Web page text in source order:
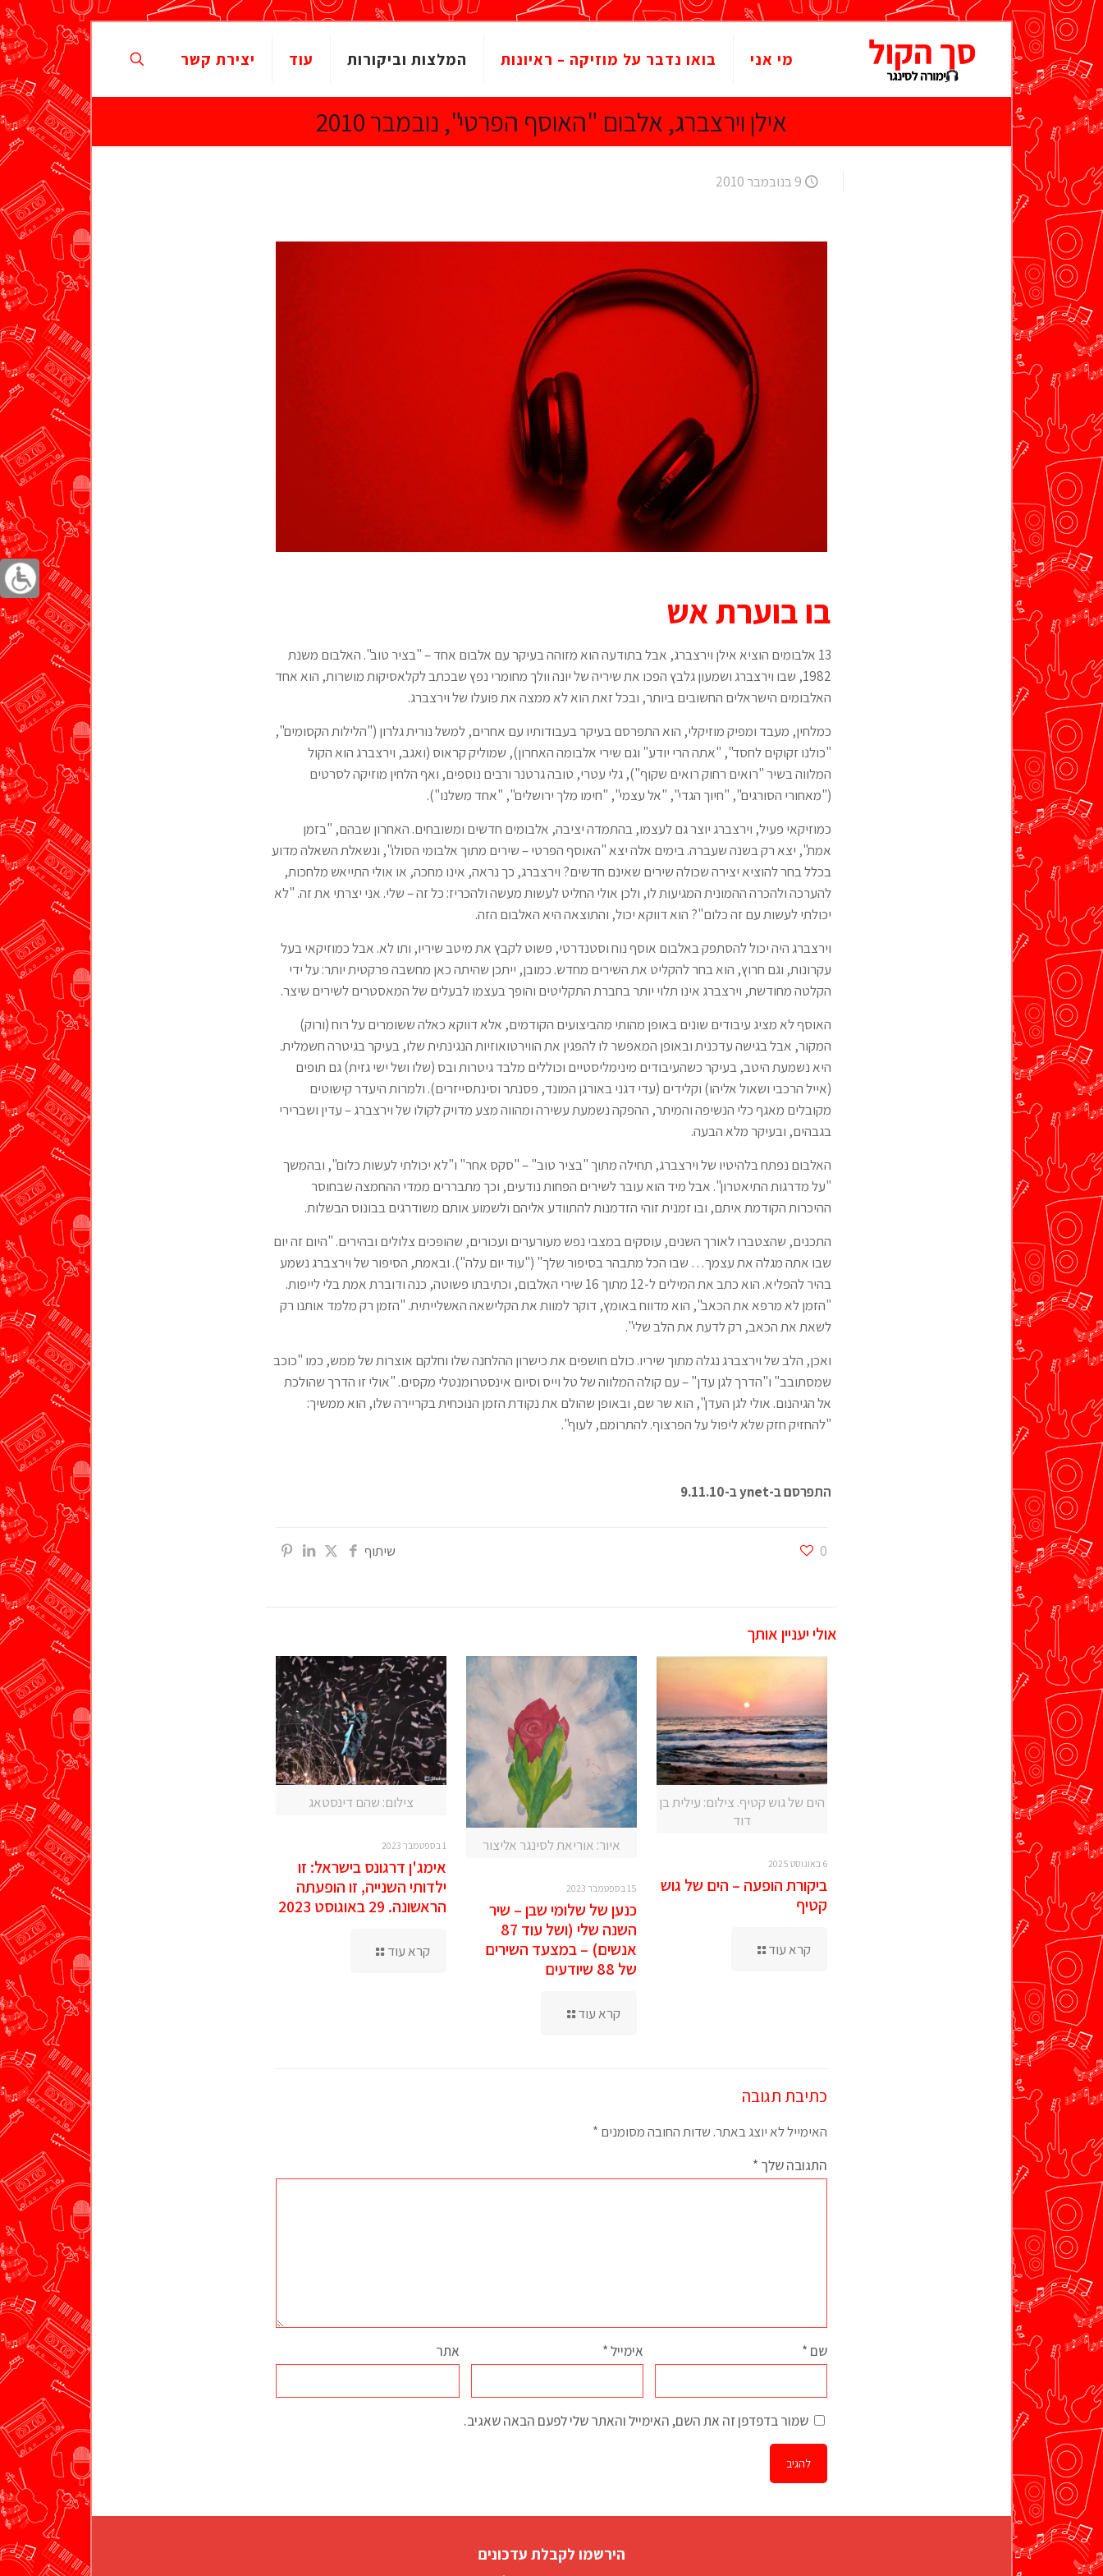
מי אני בואו נדבר על מוזיקה – ראיונות המלצות וביקורות עוד יצירת קשר
אילן וירצברג, אלבום "האוסף הפרטי", נובמבר 2010
9 בנובמבר 2010
בו בוערת אש
13 אלבומים הוציא אילן וירצברג, אבל בתודעה הוא מזוהה בעיקר עם אלבום אחד – "בציר טוב". האלבום משנת
1982, שבו וירצברג ושמעון גלבץ הפכו את שיריה של יונה וולך מחומרי נפץ שבכתב לקלאסיקות מושרות, הוא אחד
האלבומים הישראלים החשובים ביותר, ובכל זאת הוא לא ממצה את פועלו של וירצברג.
כמלחין, מעבד ומפיק מוזיקלי, הוא התפרסם בעיקר בעבודותיו עם אחרים, למשל נורית גלרון ("הלילות הקסומים",
"כולנו זקוקים לחסד", "אתה הרי יודע" וגם שירי אלבומה האחרון), שמוליק קראוס (ואגב, וירצברג הוא הקול
המלווה בשיר "רואים רחוק רואים שקוף"), גלי עטרי, טובה גרטנר ורבים נוספים, ואף הלחין מוזיקה לסרטים
("מאחורי הסורגים", "חיוך הגדי", "אל עצמי", "חימו מלך ירושלים", "אחד משלנו").
כמוזיקאי פעיל, וירצברג יוצר גם לעצמו, בהתמדה יציבה, אלבומים חדשים ומשובחים. האחרון שבהם, "בזמן
אמת", יצא רק בשנה שעברה. בימים אלה יצא "האוסף הפרטי – שירים מתוך אלבומי הסולו", ונשאלת השאלה מדוע
בכלל בחר להוציא יצירה שכולה שירים שאינם חדשים? וירצברג, כך נראה, אינו מחכה, או אולי התייאש מלחכות,
להערכה ולהכרה ההמונית המגיעות לו, ולכן אולי החליט לעשות מעשה ולהכריז: כל זה – שלי. אני יצרתי את זה. "לא
יכולתי לעשות עם זה כלום"? הוא דווקא יכול, והתוצאה היא האלבום הזה.
וירצברג היה יכול להסתפק באלבום אוסף נוח וסטנדרטי, פשוט לקבץ את מיטב שיריו, ותו לא. אבל כמוזיקאי בעל
עקרונות, וגם חרוץ, הוא בחר להקליט את השירים מחדש. כמובן, ייתכן שהיתה כאן מחשבה פרקטית יותר: על ידי
הקלטה מחודשת, וירצברג אינו תלוי יותר בחברת התקליטים והופך בעצמו לבעלים של המאסטרים לשירים שיצר.
האוסף לא מציג עיבודים שונים באופן מהותי מהביצועים הקודמים, אלא דווקא כאלה ששומרים על רוח (ורוק)
המקור, אבל בגישה עדכנית ובאופן המאפשר לו להפגין את הווירטואוזיות הנגינתית שלו, בעיקר בגיטרה חשמלית.
היא נשמעת היטב, בעיקר כשהעיבודים מינימליסטיים וכוללים מלבד גיטרות ובס (שלו ושל ישי גזית) גם תופים
(אייל הרכבי ושאול אליהו) וקלידים (עדי דגני באורגן המונד, פסנתר וסינתסייזרים). ולמרות היעדר קישוטים
מקובלים מאגף כלי הנשיפה והמיתר, ההפקה נשמעת עשירה ומהווה מצע מדויק לקולו של וירצברג – עדין ושברירי
בגבהים, ובעיקר מלא הבעה.
האלבום נפתח בלהיטיו של וירצברג, תחילה מתוך "בציר טוב" – "סקס אחר" ו"לא יכולתי לעשות כלום", ובהמשך
"על מדרגות התיאטרון". אבל מיד הוא עובר לשירים הפחות נודעים, וכך מתבררים ממדי ההחמצה שבחוסר
ההיכרות הקודמת איתם, ובו זמנית זוהי הזדמנות להתוודע אליהם ולשמוע אותם משודרגים בבונוס הבשלות.
התכנים, שהצטברו לאורך השנים, עוסקים במצבי נפש מעורערים ועכורים, שהופכים צלולים ובהירים. "היום זה יום
שבו אתה מגלה את עצמך… שבו הכל מתבהר בסיפור שלך" ("עוד יום עלה"). ובאמת, הסיפור של וירצברג נשמע
בהיר להפליא. הוא כתב את המילים ל-12 מתוך 16 שירי האלבום, וכתיבתו פשוטה, כנה ודוברת אמת בלי לייפות.
"הזמן לא מרפא את הכאב", הוא מדווח באומץ, דוקר למוות את הקלישאה האשלייתית. "הזמן רק מלמד אותנו רק
לשאת את הכאב, רק לדעת את הלב שלי".
ואכן, הלב של וירצברג נגלה מתוך שיריו. כולם חושפים את כישרון ההלחנה שלו וחלקם אוצרות של ממש, כמו "כוכב
שמסתובב" ו"הדרך לגן עדן" – עם קולה המלווה של טל וייס וסיום אינסטרומנטלי מקסים. "אולי זו הדרך שהולכת
אל הגיהנום. אולי לגן העדן", הוא שר שם, ובאופן שהולם את נקודת הזמן הנוכחית בקריירה שלו, הוא ממשיך:
"להחזיק חזק שלא ליפול על הפרצוף. להתרומם, לעוף".
התפרסם ב-ynet ב-9.11.10
שיתוף 0
אולי יעניין אותך
הים של גוש קטיף. צילום: עילית בן
דוד
6 באוגוסט 2025
ביקורת הופעה – הים של גוש
קטיף
קרא עוד
איור: אוריאת לסינגר אליצור
15 בספטמבר 2023
כנען של שלומי שבן – שיר
השנה שלי (ושל עוד 87
אנשים) – במצעד השירים
של 88 שיודעים
קרא עוד
צילום: שהם דינסטאג
1 בספטמבר 2023
אימג'ן דרגונס בישראל: זו
ילדותי השנייה, זו הופעתה
הראשונה. 29 באוגוסט 2023
קרא עוד
כתיבת תגובה
האימייל לא יוצג באתר. שדות החובה מסומנים *
התגובה שלך *
שם * אימייל* אתר
שמור בדפדפן זה את השם, האימייל והאתר שלי לפעם הבאה שאגיב.
הירשמו לקבלת עדכונים